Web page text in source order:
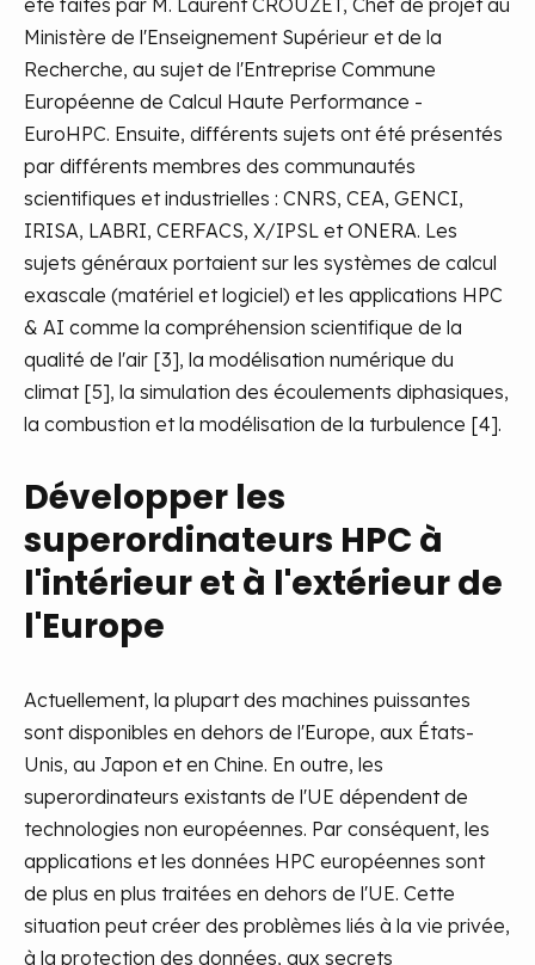
été faites par M. Laurent CROUZET, Chef de projet au
Ministère de l'Enseignement Supérieur et de la
Recherche, au sujet de l'Entreprise Commune
Européenne de Calcul Haute Performance -
EuroHPC. Ensuite, différents sujets ont été présentés
par différents membres des communautés
scientifiques et industrielles : CNRS, CEA, GENCI,
IRISA, LABRI, CERFACS, X/IPSL et ONERA. Les
sujets généraux portaient sur les systèmes de calcul
exascale (matériel et logiciel) et les applications HPC
& AI comme la compréhension scientifique de la
qualité de l'air [3], la modélisation numérique du
climat [5], la simulation des écoulements diphasiques,
la combustion et la modélisation de la turbulence [4].
Développer les
superordinateurs HPC à
l'intérieur et à l'extérieur de
l'Europe
Actuellement, la plupart des machines puissantes
sont disponibles en dehors de l'Europe, aux États-
Unis, au Japon et en Chine. En outre, les
superordinateurs existants de l'UE dépendent de
technologies non européennes. Par conséquent, les
applications et les données HPC européennes sont
de plus en plus traitées en dehors de l'UE. Cette
situation peut créer des problèmes liés à la vie privée,
à la protection des données, aux secrets